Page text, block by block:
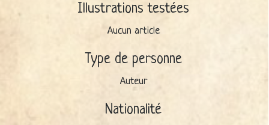
Illustrations testées
Aucun article
Type de personne
Auteur
Nationalité